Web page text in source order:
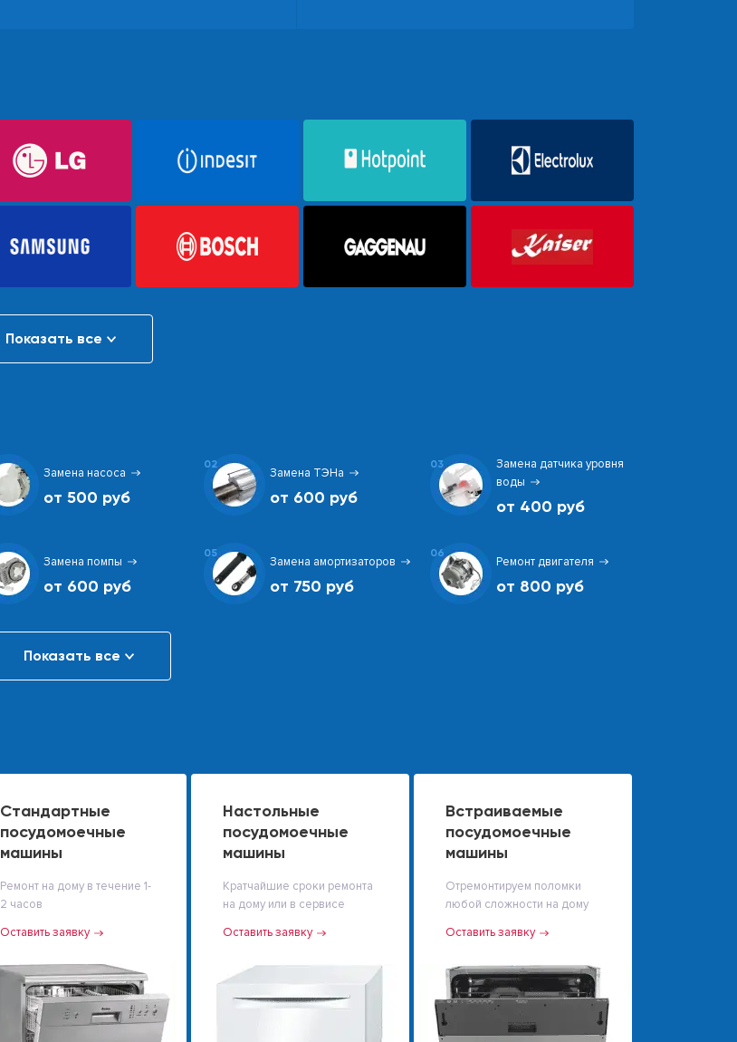
Показать все
Замена насоса
от 500 руб
02
Замена ТЭНа
от 600 руб
03
Замена датчика уровня
воды
от 400 руб
Замена помпы
от 600 руб
05
Замена амортизаторов
от 750 руб
06
Ремонт двигателя
от 800 руб
Показать все
Стандартные
посудомоечные
машины
Ремонт на дому в течение 1-
2 часов
Оставить заявку
Настольные
посудомоечные
машины
Кратчайшие сроки ремонта
на дому или в сервисе
Оставить заявку
Встраиваемые
посудомоечные
машины
Отремонтируем поломки
любой сложности на дому
Оставить заявку